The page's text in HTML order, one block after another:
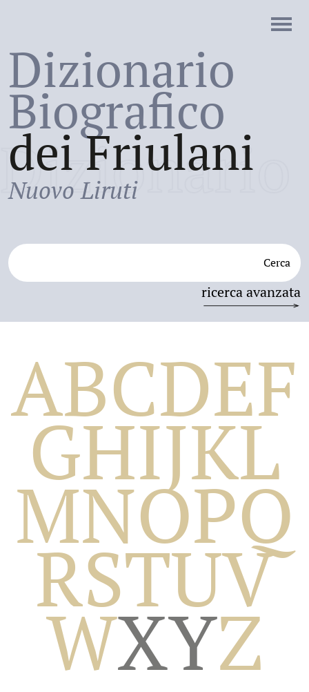
Dizionario
Biografico
dei Friulani
Nuovo Liruti
Cerca
ricerca avanzata
Dizionario
Biografico
ABCDEF
GHIJKL
MNOPQ
RSTUV
WXYZ